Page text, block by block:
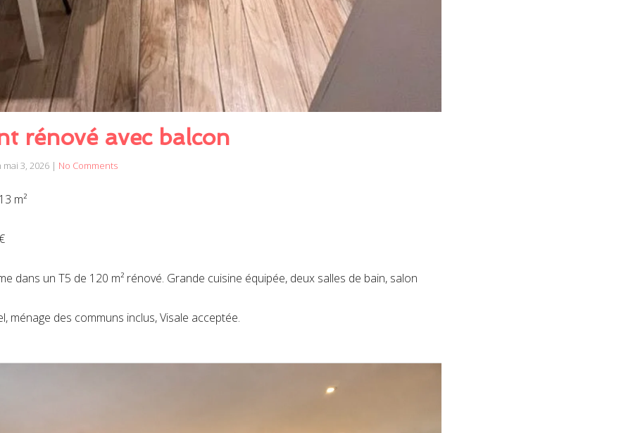
rénové avec balcon
mai 3, 2026 | No Comments
m²
dans un T5 de 120 m² rénové. Grande cuisine équipée, deux salles de bain, salon
ménage des communs inclus, Visale acceptée.